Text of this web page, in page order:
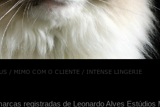
registradas de Leonardo Alves Estúdios